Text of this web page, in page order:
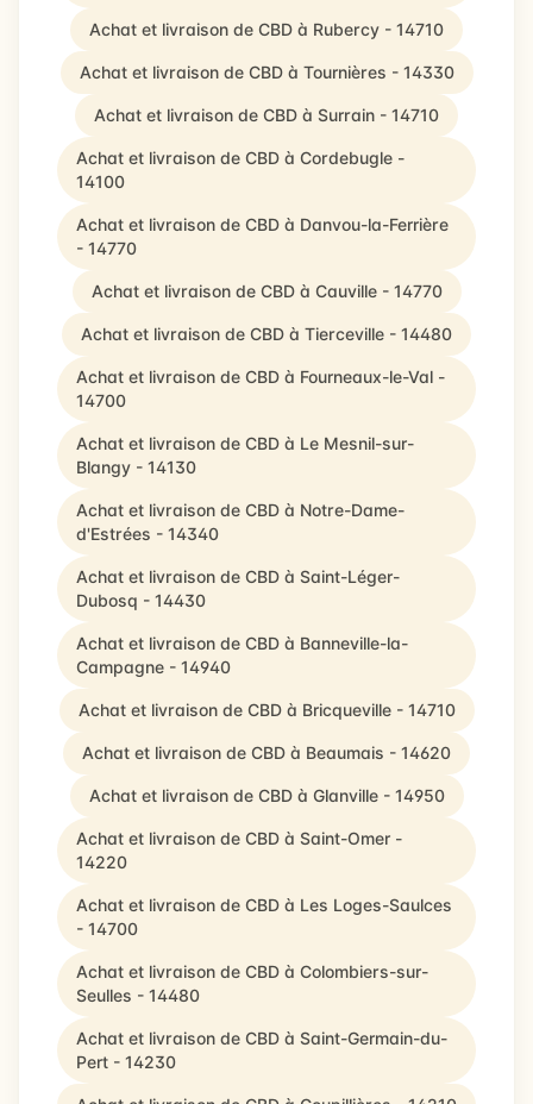
Achat et livraison de CBD à Rubercy - 14710
Achat et livraison de CBD à Tournières - 14330
Achat et livraison de CBD à Surrain - 14710
Achat et livraison de CBD à Cordebugle -
14100
Achat et livraison de CBD à Danvou-la-Ferrière
- 14770
Achat et livraison de CBD à Cauville - 14770
Achat et livraison de CBD à Tierceville - 14480
Achat et livraison de CBD à Fourneaux-le-Val -
14700
Achat et livraison de CBD à Le Mesnil-sur-
Blangy - 14130
Achat et livraison de CBD à Notre-Dame-
d'Estrées - 14340
Achat et livraison de CBD à Saint-Léger-
Dubosq - 14430
Achat et livraison de CBD à Banneville-la-
Campagne - 14940
Achat et livraison de CBD à Bricqueville - 14710
Achat et livraison de CBD à Beaumais - 14620
Achat et livraison de CBD à Glanville - 14950
Achat et livraison de CBD à Saint-Omer -
14220
Achat et livraison de CBD à Les Loges-Saulces
- 14700
Achat et livraison de CBD à Colombiers-sur-
Seulles - 14480
Achat et livraison de CBD à Saint-Germain-du-
Pert - 14230